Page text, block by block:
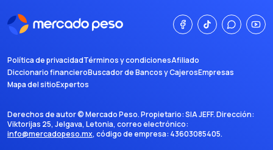
Política de privacidadTérminos y condicionesAfiliado
Diccionario financieroBuscador de Bancos y CajerosEmpresas
Mapa del sitioExpertos
Derechos de autor ©Mercado Peso. Propietario:SIA JEFF. Dirección:
Viktorijas 25, Jelgava, Letonia, correo electrónico:
info@mercadopeso.mx, código de empresa: 43603085405.